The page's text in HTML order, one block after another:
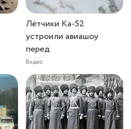
Лётчики Ка-52
устроили авиашоу
перед
Видео